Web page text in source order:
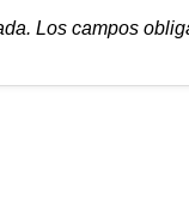
Los campos